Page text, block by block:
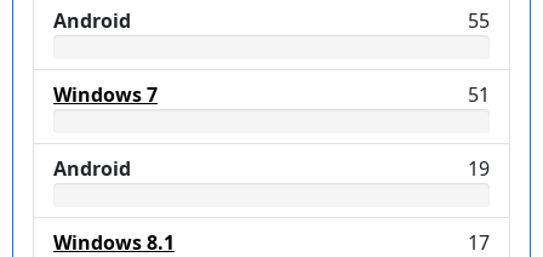
Android 55
Windows 7 51
Android 19
Windows 8.1 17